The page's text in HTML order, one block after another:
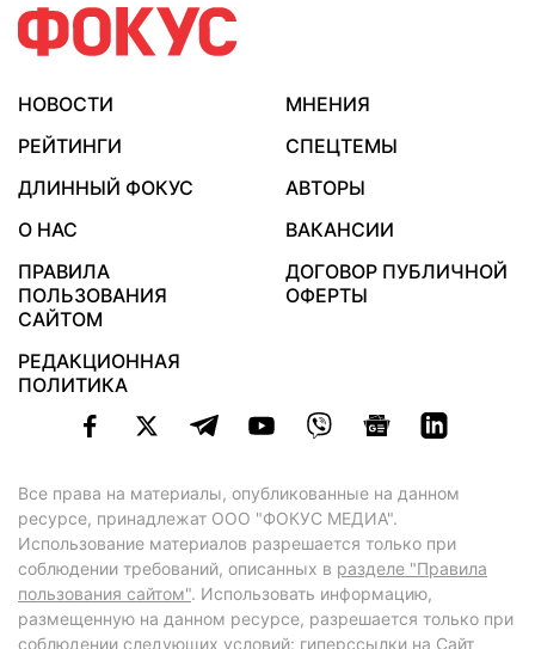
НОВОСТИ
МНЕНИЯ
РЕЙТИНГИ
СПЕЦТЕМЫ
ДЛИННЫЙ ФОКУС
АВТОРЫ
О НАС
ВАКАНСИИ
ПРАВИЛА
ПОЛЬЗОВАНИЯ
САЙТОМ
ДОГОВОР ПУБЛИЧНОЙ
ОФЕРТЫ
РЕДАКЦИОННАЯ
ПОЛИТИКА
Все права на материалы, опубликованные на данном
ресурсе, принадлежат ООО "ФОКУС МЕДИА".
Использование материалов разрешается только при
соблюдении требований, описанных в разделе "Правила
пользования сайтом". Использовать информацию,
размещенную на данном ресурсе, разрешается только при
соблюдении следующих условий: гиперссылки на Сайт